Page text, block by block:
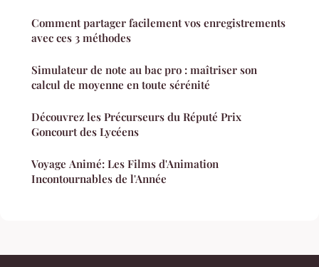
Comment partager facilement vos enregistrements
avec ces 3 méthodes
Simulateur de note au bac pro : maîtriser son
calcul de moyenne en toute sérénité
Découvrez les Précurseurs du Réputé Prix
Goncourt des Lycéens
Voyage Animé: Les Films d'Animation
Incontournables de l'Année